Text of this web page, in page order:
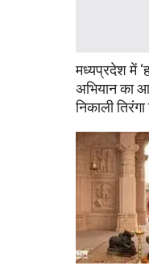
मध्यप्रदेश में
अभियान का
निकाली तिरंगा